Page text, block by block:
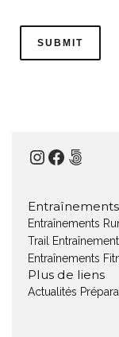
Instagram
500px
Entraînements
Entraînements
Trail
Entraînements
Plus de liens
Actualités